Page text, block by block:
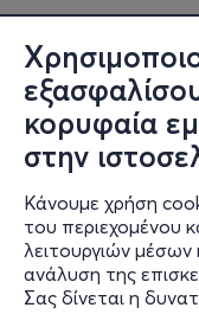
κορυφαία
στην
Κάνουμε χρήση
του περιεχομένου
λειτουργιών μέσων
ανάλυση της
Σας δίνεται η